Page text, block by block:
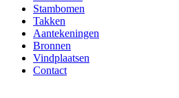
Stambomen
Takken
Aantekeningen
Bronnen
Vindplaatsen
Contact